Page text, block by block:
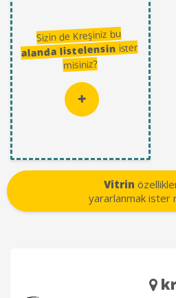
Sizin de Kreşiniz bu
alanda listelensinister
misiniz?
Vitrin
yararlanmak ister